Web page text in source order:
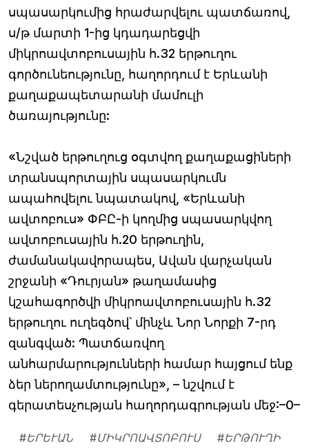
սպասարկումից հրաժարվելու պատճառով,
ս/թ մարտի 1-ից կդադարեցվի
միկրոավտոբուսային հ.32 երթուղու
գործունեությունը, հաղորդում է Երևանի
քաղաքապետարանի մամուլի
ծառայությունը:
«Նշված երթուղուց օգտվող քաղաքացիների
տրանսպորտային սպասարկումն
ապահովելու նպատակով, «Երևանի
ավտոբուս» ՓԲԸ-ի կողմից սպասարկվող
ավտոբուսային հ.20 երթուղին,
ժամանակավորապես, Ավան վարչական
շրջանի «Դուրյան» թաղամասից
կշահագործվի միկրոավտոբուսային հ.32
երթուղու ուղեգծով՝ մինչև Նոր Նորքի 7-րդ
զանգված: Պատճառվող
անհարմարությունների համար հայցում ենք
ձեր ներողամտությունը», – նշվում է
գերատեսչության հաղորդագրության մեջ:–0–
#ԵՐԵՒԱՆ #ՄԻԿՐՈԱՎՏՈԲՈՒՍ #ԵՐԹՈՒՂԻ